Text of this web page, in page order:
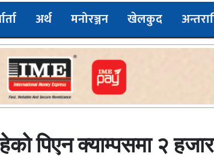
अर्थ मनोरञ्जन खेलकुद
पिएन क्याम्पसमा २